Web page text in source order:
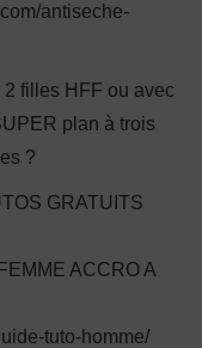
antiseche-
filles HFF ou avec
plan à trois
?
GRATUITS
ACCRO A
tuto-homme/